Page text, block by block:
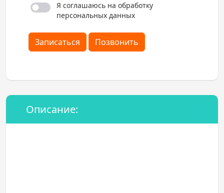
Я соглашаюсь на обработку
персональных данных
Записаться Позвонить
Описание: